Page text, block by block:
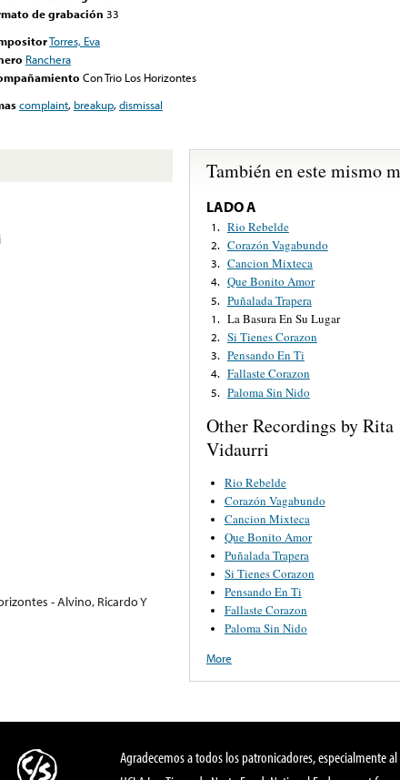
de grabación 33
Torres, Eva
Ranchera
Con Trio Los Horizontes
complaint, breakup,dismissal
- Alvino, Ricardo Y
También en este mismo
LADO A
1. Rio Rebelde
2. Corazón Vagabundo
3. Cancion Mixteca
4. Que Bonito Amor
5. Puñalada Trapera
1. La Basura En Su Lugar
2. Si Tienes Corazon
3. Pensando En Ti
4. Fallaste Corazon
5. Paloma Sin Nido
Other Recordings by Rita
Vidaurri
Rio Rebelde
Corazón Vagabundo
Cancion Mixteca
Que Bonito Amor
Puñalada Trapera
Si Tienes Corazon
Pensando En Ti
Fallaste Corazon
Paloma Sin Nido
More
Agradecemos a todos los patronicadores, especialmente al